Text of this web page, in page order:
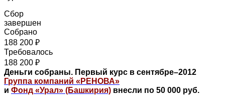
Сбор
завершен
Собрано
188 200 ₽
Требовалось
188 200 ₽
Деньги собраны. Первый курс в сентябре–2012
Группа компаний «РЕНОВА»
и Фонд «Урал» (Башкирия) внесли по 50 000 руб.